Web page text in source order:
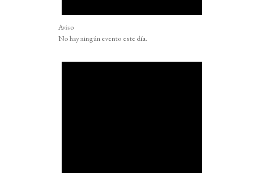
Aviso
No hay ningún evento este día.